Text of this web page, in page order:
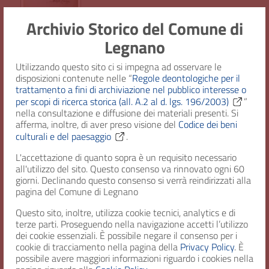
Archivio Storico del Comune di
Legnano
Utilizzando questo sito ci si impegna ad osservare le
disposizioni contenute nelle “Regole deontologiche per il
trattamento a fini di archiviazione nel pubblico interesse o
per scopi di ricerca storica (all. A.2 al d. lgs. 196/2003)
”
nella consultazione e diffusione dei materiali presenti. Si
afferma, inoltre, di aver preso visione del Codice dei beni
culturali e del paesaggio
.
L'accettazione di quanto sopra è un requisito necessario
all'utilizzo del sito. Questo consenso va rinnovato ogni 60
giorni. Declinando questo consenso si verrà reindirizzati alla
pagina del Comune di Legnano
Questo sito, inoltre, utilizza cookie tecnici, analytics e di
terze parti. Proseguendo nella navigazione accetti l’utilizzo
dei cookie essenziali. È possibile negare il consenso per i
cookie di tracciamento nella pagina della Privacy Policy. È
possibile avere maggiori informazioni riguardo i cookies nella
I.5 - Sindaco; Assessori; Consiglieri
Nomina della Giunta Comunale
Estr. Cronologici: 1921
Segnatura : c. 12173 b. 421 f. I.5/2
I.6 - Impiegati; Inservienti; Personale
avventizio, ecc
Regolamento generale per gli uffici e gli
impiegati
Estr. Cronologici
Segnatura: c. 12174 b. 421 f. I.6/1
I.6 - Impiegati; Inservienti; Personale